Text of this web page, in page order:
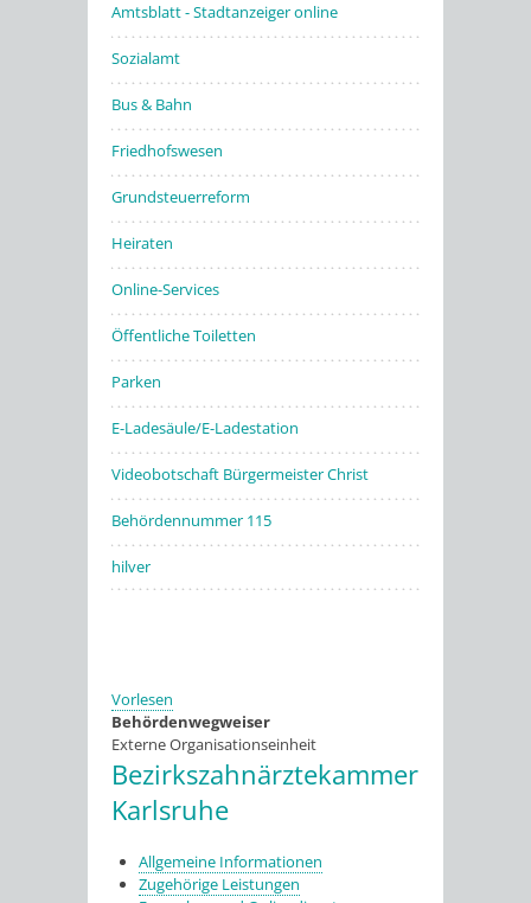
Amtsblatt - Stadtanzeiger online
Sozialamt
Bus & Bahn
Friedhofswesen
Grundsteuerreform
Heiraten
Online-Services
Öffentliche Toiletten
Parken
E-Ladesäule/E-Ladestation
Videobotschaft Bürgermeister Christ
Behördennummer 115
hilver
Vorlesen
Behördenwegweiser
Externe Organisationseinheit
Bezirkszahnärztekammer
Karlsruhe
Allgemeine Informationen
Zugehörige Leistungen